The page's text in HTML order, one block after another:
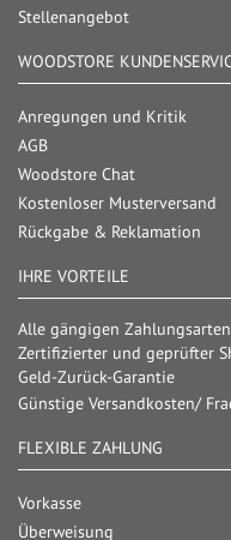
Stellenangebot
WOODSTORE
Anregungen und Kritik
AGB
Woodstore Chat
Kostenloser Musterversand
Rückgabe & Reklamation
IHRE VORTEILE
Alle gängigen
Zertifizierter und geprüfter
Geld-Zurück-Garantie
Günstige Versandkosten/
FLEXIBLE ZAHLUNG
Vorkasse
Überweisung